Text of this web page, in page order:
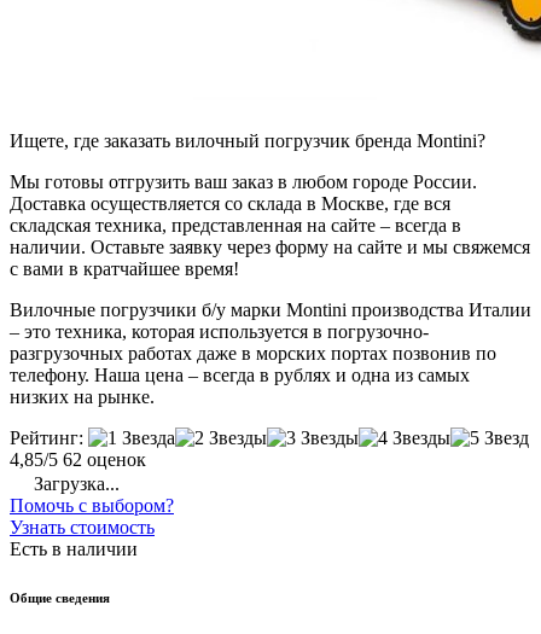
Ищете, где заказать вилочный погрузчик бренда Montini?
Мы готовы отгрузить ваш заказ в любом городе России.
Доставка осуществляется со склада в Москве, где вся
складская техника, представленная на сайте – всегда в
наличии. Оставьте заявку через форму на сайте и мы свяжемся
с вами в кратчайшее время!
Вилочные погрузчики б/у марки Montini производства Италии
– это техника, которая используется в погрузочно-
разгрузочных работах даже в морских портах позвонив по
телефону. Наша цена – всегда в рублях и одна из самых
низких на рынке.
Рейтинг:
4,85/5 62 оценок
Загрузка...
Помочь с выбором?
Узнать стоимость
Есть в наличии
Общие сведения